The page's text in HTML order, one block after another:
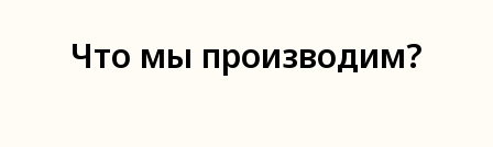
Что мы производим?